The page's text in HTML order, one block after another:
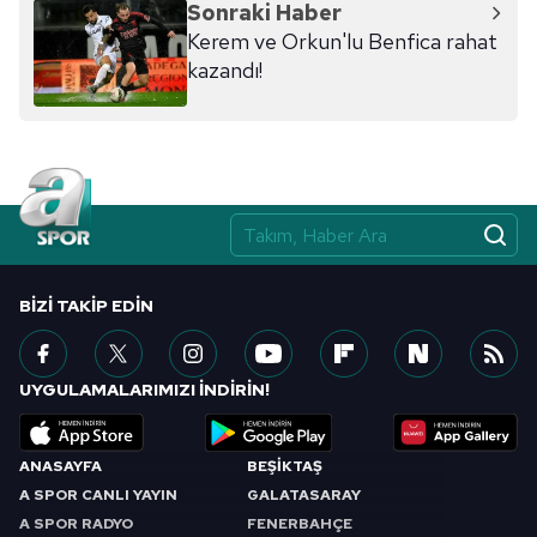
ilgili mevzuata uygun olarak kullanılan çerezlerle ilgili bilgi
almak için lütfentıklayınız .
Sonraki Haber
Kerem ve Orkun'lu Benfica rahat
kazandı!
ANASAYFA
A SPOR CANLI YAYIN
A SPOR RADYO
BEŞİKTAŞ
GALATASARAY
FENERBAHÇE
BIZI TAKIP EDIN
UYGULAMALARIMIZI İNDİRİN!